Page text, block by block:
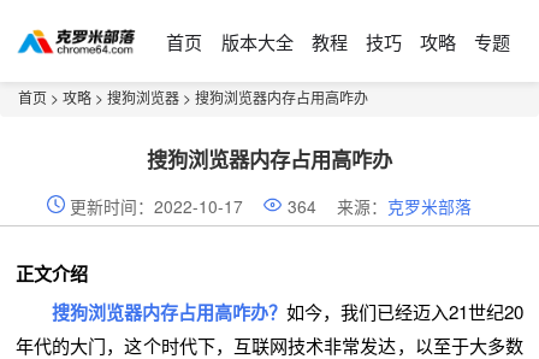
首页 版本大全 教程 技巧 攻略 专题
首页 > 攻略 > 搜狗浏览器 > 搜狗浏览器内存占用高咋办
搜狗浏览器内存占用高咋办
更新时间：2022-10-17 364 来源： 克罗米部落
正文介绍
搜狗浏览器内存占用高咋办？如今，我们已经迈入21世纪20
年代的大门，这个时代下，互联网技术非常发达，以至于大多数